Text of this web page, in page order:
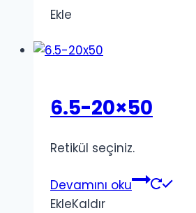
Ekle
6.5-20×50
Retikül seçiniz.
Devamını oku
EkleKaldır